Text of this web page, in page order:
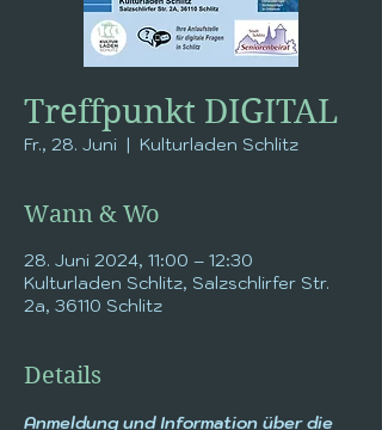
Treffpunkt DIGITAL
Fr., 28. Juni
  |
Kulturladen Schlitz
Wann & Wo
28. Juni 2024, 11:00 – 12:30
Kulturladen Schlitz, Salzschlirfer Str.
2a, 36110 Schlitz
Details
Anmeldung und Information über die